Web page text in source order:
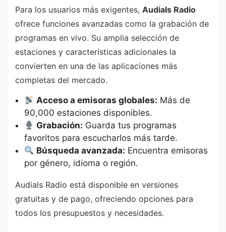
Para los usuarios más exigentes, Audials Radio
ofrece funciones avanzadas como la grabación de
programas en vivo. Su amplia selección de
estaciones y características adicionales la
convierten en una de las aplicaciones más
completas del mercado.
Acceso a emisoras globales: Más de
90,000 estaciones disponibles.
Grabación: Guarda tus programas
favoritos para escucharlos más tarde.
Búsqueda avanzada: Encuentra emisoras
por género, idioma o región.
Audials Radio está disponible en versiones
gratuitas y de pago, ofreciendo opciones para
todos los presupuestos y necesidades.